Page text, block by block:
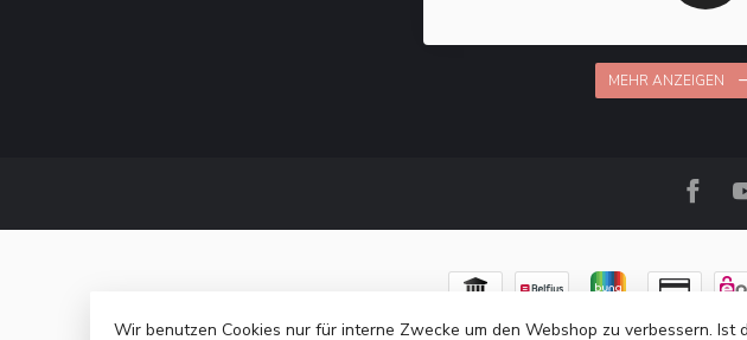
MEHR ANZEIGEN
© Copyright
Wir benutzen Cookies nur für interne Zwecke um den Webshop zu verbessern. Ist